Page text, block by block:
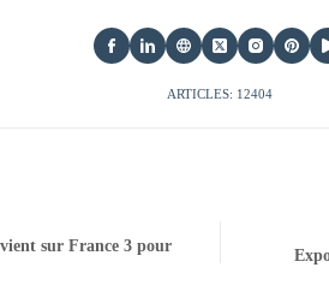
ARTICLES: 12404
sur France 3 pour